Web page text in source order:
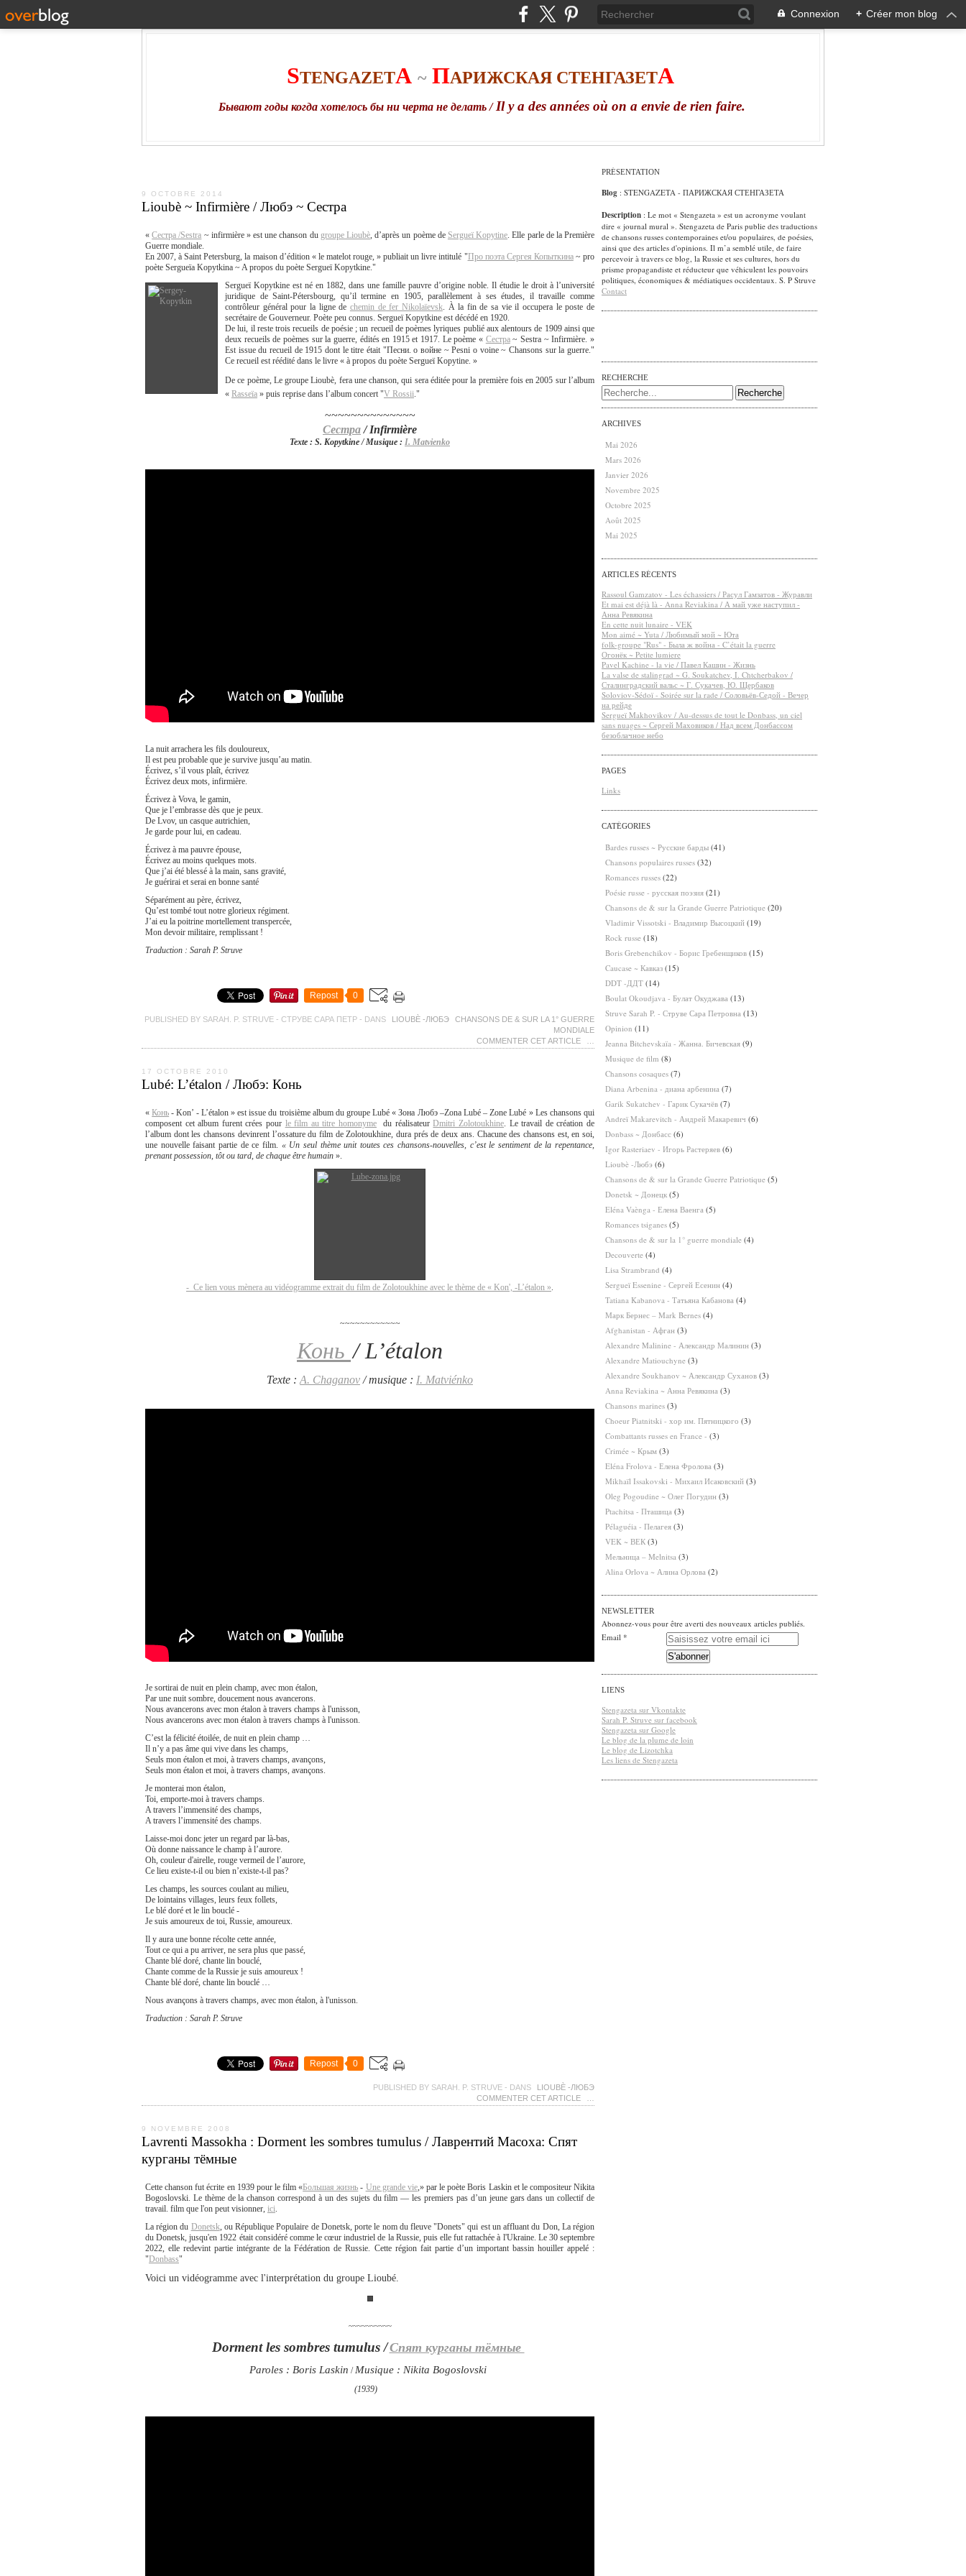
Connexion + Créer mon blog
STENGAZETA ~ ПАРИЖСКАЯ СТЕНГАЗЕТА
Бывают годы когда хотелось бы ни черта не делать / Il y a des années où on a envie de rien faire.
9 OCTOBRE 2014
Lioubè ~ Infirmière / Любэ ~ Сестра
«Сестра /Sestra ~ infirmière » est une chanson du groupe Lioubè, d’après un poème de Sergueï Kopytine. Elle parle de la Première
Guerre mondiale.
En 2007, à Saint Petersburg, la maison d’édition « le matelot rouge, » publiait un livre intitulé "Про поэта Сергея Копыткина~ pro
poète Sergueïa Kopytkina ~ A propos du poète Sergueï Kopytkine."
Sergueï Kopytkine est né en 1882, dans une famille pauvre d’origine noble. Il étudie le droit à l’université
juridique de Saint-Pétersbourg, qu’il termine en 1905, parallèlement à ses études, il travaille comme
contrôleur général pour la ligne de chemin de fer Nikolaïevsk. À la fin de sa vie il occupera le poste de
secrétaire de Gouverneur. Poète peu connus. Sergueï Kopytkine est décédé en 1920.
De lui, il reste trois recueils de poésie ; un recueil de poèmes lyriques publié aux alentours de 1909 ainsi que
deux recueils de poèmes sur la guerre, édités en 1915 et 1917. Le poème « Сестра~ Sestra ~ Infirmière. »
Est issue du recueil de 1915 dont le titre était "Песни. о войне ~ Pesni o voine ~ Chansons sur la guerre."
Ce recueil est réédité dans le livre « à propos du poète Sergueï Kopytine. »
De ce poème, Le groupe Lioubè, fera une chanson, qui sera éditée pour la première fois en 2005 sur l’album
« Rasseïa » puis reprise dans l’album concert "V Rossii."
~~~~~~~~~~~~~~
Сестра / Infirmière
Texte : S. Kopytkine / Musique : I. Matvienko
La nuit arrachera les fils douloureux,
Il est peu probable que je survive jusqu’au matin.
Écrivez, s’il vous plaît, écrivez
Écrivez deux mots, infirmière.
Écrivez à Vova, le gamin,
Que je l’embrasse dès que je peux.
De Lvov, un casque autrichien,
Je garde pour lui, en cadeau.
Écrivez à ma pauvre épouse,
Écrivez au moins quelques mots.
Que j’ai été blessé à la main, sans gravité,
Je guérirai et serai en bonne santé
Séparément au père, écrivez,
Qu’est tombé tout notre glorieux régiment.
J’ai eu la poitrine mortellement transpercée,
Mon devoir militaire, remplissant !
Traduction : Sarah P. Struve
Repost 0
PUBLISHED BY SARAH. P. STRUVE - СТРУВЕ САРА ПЕТР - DANS LIOUBÈ -ЛЮБЭ
CHANSONS DE & SUR LA 1° GUERRE
MONDIALE
COMMENTER CET ARTICLE
17 OCTOBRE 2010
Lubé: L’étalon / Любэ: Конь
«Конь - Kon’ - L’étalon » est issue du troisième album du groupe Lubé «Зона Любэ –Zona Lubé – Zone Lubé » Les chansons qui
composent cet album furent crées pour le film au titre homonyme du réalisateurDmitri Zolotoukhine . Le travail de création de
l’album dont les chansons devinrent l’ossature du film de Zolotoukhine, dura prés de deux ans. Chacune des chansons est, en soi,
une nouvelle faisant partie de ce film. « Un seul thème unit toutes ces chansons-nouvelles, c’est le sentiment de la repentance,
prenant possession, tôt ou tard, de chaque être humain ».
- Ce lien vous mènera au vidéogramme extrait du film de Zolotoukhine avec le thème de « Kon', -L’étalon »
~~~~~~~~~~~~
Конь / L’étalon
Texte : A. Chaganov / musique : I. Matviénko
Je sortirai de nuit en plein champ, avec mon étalon,
Par une nuit sombre, doucement nous avancerons.
Nous avancerons avec mon étalon à travers champs à l'unisson,
Nous avancerons avec mon étalon à travers champs à l'unisson.
C’est la félicité étoilée, de nuit en plein champ …
Il n’y a pas âme qui vive dans les champs,
Seuls mon étalon et moi, à travers champs, avançons,
Seuls mon étalon et moi, à travers champs, avançons.
Je monterai mon étalon,
Toi, emporte-moi à travers champs.
A travers l’immensité des champs,
A travers l’immensité des champs.
Laisse-moi donc jeter un regard par là-bas,
Où donne naissance le champ à l’aurore.
Oh, couleur d'airelle, rouge vermeil de l’aurore,
Ce lieu existe-t-il ou bien n’existe-t-il pas?
Les champs, les sources coulant au milieu,
De lointains villages, leurs feux follets,
Le blé doré et le lin bouclé -
Je suis amoureux de toi, Russie, amoureux.
Il y aura une bonne récolte cette année,
Tout ce qui a pu arriver, ne sera plus que passé,
Chante blé doré, chante lin bouclé,
Chante comme de la Russie je suis amoureux !
Chante blé doré, chante lin bouclé …
Nous avançons à travers champs, avec mon étalon, à l'unisson.
Traduction : Sarah P. Struve
Repost 0
PUBLISHED BY SARAH. P. STRUVE - DANS
LIOUBÈ -ЛЮБЭ
COMMENTER CET ARTICLE
9 NOVEMBRE 2008
Lavrenti Massokha : Dorment les sombres tumulus / Лаврентий Масоха: Спят
курганы тёмные
Cette chanson fut écrite en 1939 pour le film «Большая жизнь - Une grande vie,» par le poète Boris Laskin et le compositeur Nikita
Bogoslovski. Le thème de la chanson correspond à un des sujets du film — les premiers pas d’un jeune gars dans un collectif de
travail. film que l'on peut visionner, ici.
La région du Donetsk, ou République Populaire de Donetsk, porte le nom du fleuve "Donets" qui est un affluant du Don, La région
du Donetsk, jusqu'en 1922 était considéré comme le cœur industriel de la Russie, puis elle fut rattachée à l'Ukraine. Le 30 septembre
2022, elle redevint partie intégrante de la Fédération de Russie. Cette région fait partie d’un important bassin houiller appelé :
"Donbass"
Voici un vidéogramme avec l'interprétation du groupe Lioubé.
~~~~~~~~~~
Dorment les sombres tumulus /Спят курганы тёмные
Paroles : Boris Laskin /Musique : Nikita Bogoslovski
(1939)
PRÉSENTATION
Blog : STENGAZETA - ПАРИЖСКАЯ СТЕНГАЗЕТА
Description : Le mot « Stengazeta » est un acronyme voulant
dire « journal mural ». Stengazeta de Paris publie des traductions
de chansons russes contemporaines et/ou populaires, de poésies,
ainsi que des articles d'opinions. Il m’a semblé utile, de faire
percevoir à travers ce blog, la Russie et ses cultures, hors du
prisme propagandiste et réducteur que véhiculent les pouvoirs
politiques, économiques & médiatiques occidentaux. S. P Struve
Contact
RECHERCHE
ARCHIVES
Mai 2026
Mars 2026
Janvier 2026
Novembre 2025
Octobre 2025
Août 2025
Mai 2025
ARTICLES RÉCENTS
Rassoul Gamzatov - Les échassiers / Расул Гамзатов - Журавли
Et mai est déjà là - Anna Reviakina / А май уже наступил -
Анна Ревякина
En cette nuit lunaire - VEK
Mon aimé ~ Yuta / Любимый мой ~ Юта
folk-groupe "Rus" - Была ж война - C’était la guerre
Огонёк ~ Petite lumiere
Pavel Kachine - la vie / Павел Кашин - Жизнь
La valse de stalingrad ~ G. Soukatchev, I. Chtcherbakov /
Сталинградский вальс ~ Г. Сукачев, Ю. Щербаков
Soloviov-Sédoï - Soirée sur la rade / Соловьёв-Седой - Вечер
на рейде
Sergueï Makhovikov / Au-dessus de tout le Donbass, un ciel
sans nuages ~ Сергей Маховиков / Над всем Донбассом
безоблачное небо
PAGES
Links
CATÉGORIES
Bardes russes ~ Русские барды (41)
Chansons populaires russes (32)
Romances russes (22)
Poésie russe - русская поэзия (21)
Chansons de & sur la Grande Guerre Patriotique (20)
Vladimir Vissotski - Владимир Высоцкий (19)
Rock russe (18)
Boris Grebenchikov - Борис Гребенщиков (15)
Caucase ~ Кавказ (15)
DDT -ДДТ (14)
Boulat Okoudjava - Булат Окуджава (13)
Struve Sarah P. - Струве Сара Петровна (13)
Opinion (11)
Jeanna Bitchevskaïa - Жанна. Бичевская (9)
Musique de film (8)
Chansons cosaques (7)
Diana Arbenina - диана арбенина (7)
Garik Sukatchev - Гарик Сукачёв (7)
Andreï Makarevitch - Андрей Макаревич (6)
Donbass ~ Донбасс (6)
Igor Rasteriaev - Игорь Растеряев (6)
Lioubè -Любэ (6)
Chansons de & sur la Grande Guerre Patriotique (5)
Donetsk ~ Донецк (5)
Eléna Vaènga - Елена Ваенга (5)
Romances tsiganes (5)
Chansons de & sur la 1° guerre mondiale (4)
Decouverte (4)
Lisa Strambrand (4)
Sergueï Essenine - Сергей Есенин (4)
Tatiana Kabanova - Татьяна Кабанова (4)
Марк Бернес – Mark Bernes (4)
Afghanistan - Афган (3)
Alexandre Malinine - Александр Малинин (3)
Alexandre Matiouchyne (3)
Alexandre Soukhanov ~ Александр Суханов (3)
Anna Reviakina ~ Анна Ревякина (3)
Chansons marines (3)
Choeur Piatnitski - хор им. Пятницкого (3)
Combattants russes en France - (3)
Crimée ~ Крым (3)
Eléna Frolova - Елена Фролова (3)
Mikhaïl Issakovski - Михаил Исаковский (3)
Oleg Pogoudine ~ Олег Погудин (3)
Ptachitsa - Пташица (3)
Pélaguéia - Пелагея (3)
VEK ~ ВЕК (3)
Мельница – Melnitsa (3)
Alina Orlova ~ Алина Орлова (2)
NEWSLETTER
Abonnez-vous pour être averti des nouveaux articles publiés.
Email
LIENS
Stengazeta sur Vkontakte
Sarah P. Struve sur facebook
Stengazeta sur Google
Le blog de la plume de loin
Le blog de Lizotchka
Les liens de Stengazeta